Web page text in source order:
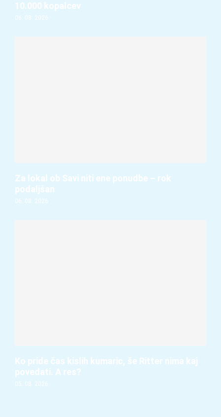
10.000 kopalcev
06. 08. 2026
Za lokal ob Savi niti ene ponudbe – rok
podaljšan
06. 08. 2026
Ko pride čas kislih kumaric, še Ritter nima kaj
povedati. A res?
05. 08. 2026